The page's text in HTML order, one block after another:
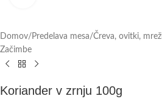
Domov/ Predelava mesa/Čreva, ovitki,
Začimbe
Koriander v zrnju 100g